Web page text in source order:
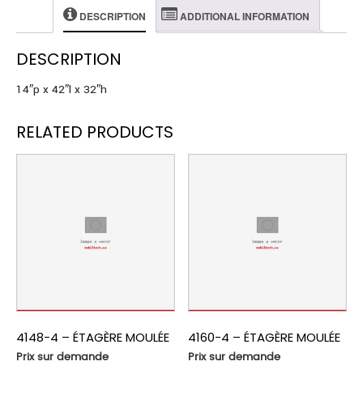
DESCRIPTION ADDITIONAL INFORMATION
DESCRIPTION
14″p x 42″l x 32″h
RELATED PRODUCTS
4148-4 – ÉTAGÈRE MOULÉE
Prix sur demande
4160-4 – ÉTAGÈRE MOULÉE
Prix sur demande